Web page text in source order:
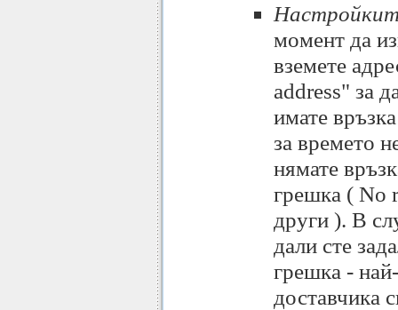
момент да
вземете
address" за
имате
за времето
нямате
грешка ( No
други ). В
дали сте
грешка -
доставчика